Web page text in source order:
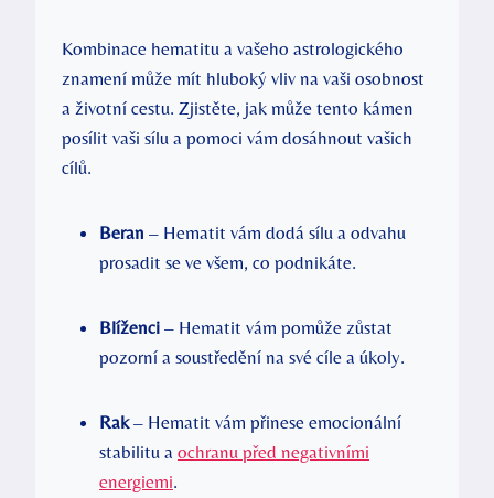
Kombinace hematitu a vašeho astrologického
znamení může mít hluboký vliv na vaši osobnost
a životní cestu. Zjistěte, jak může tento kámen
posílit vaši sílu a pomoci vám dosáhnout vašich
cílů.
Beran – Hematit vám dodá sílu a odvahu
prosadit se ve všem, co podnikáte.
Blíženci – Hematit vám pomůže zůstat
pozorní a soustředění na své cíle a úkoly.
Rak– Hematit vám přinese emocionální
stabilitu a ochranu před negativními
energiemi.